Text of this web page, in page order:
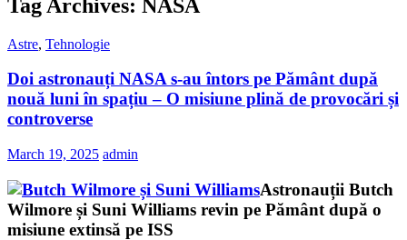
Tag Archives: NASA
Astre, Tehnologie
Doi astronauți NASA s-au întors pe Pământ după
nouă luni în spațiu – O misiune plină de provocări și
controverse
March 19, 2025 admin
Astronauții Butch
Wilmore și Suni Williams revin pe Pământ după o
misiune extinsă pe ISS